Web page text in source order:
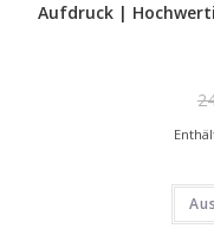
Aufdruck |